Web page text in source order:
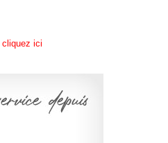
cliquez ici